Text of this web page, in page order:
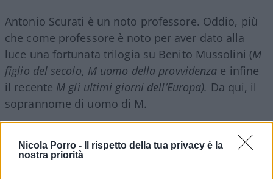
Nicola Porro -
Il rispetto della tua privacy è la
nostra priorità
Antonio Scurati è un noto professore. Oddio, più
che come professore è noto per aver dato alla
luce una fortunata trilogia su Benito Mussolini (M
figlio del secolo, M uomo della provvidenza e infine
il recente M gli ultimi giorni dell’Europa). Da qui, il
soprannome di uomo di M.
Sulla pelle di Mussolini, Scurati ha fatto un
mucchio di soldi